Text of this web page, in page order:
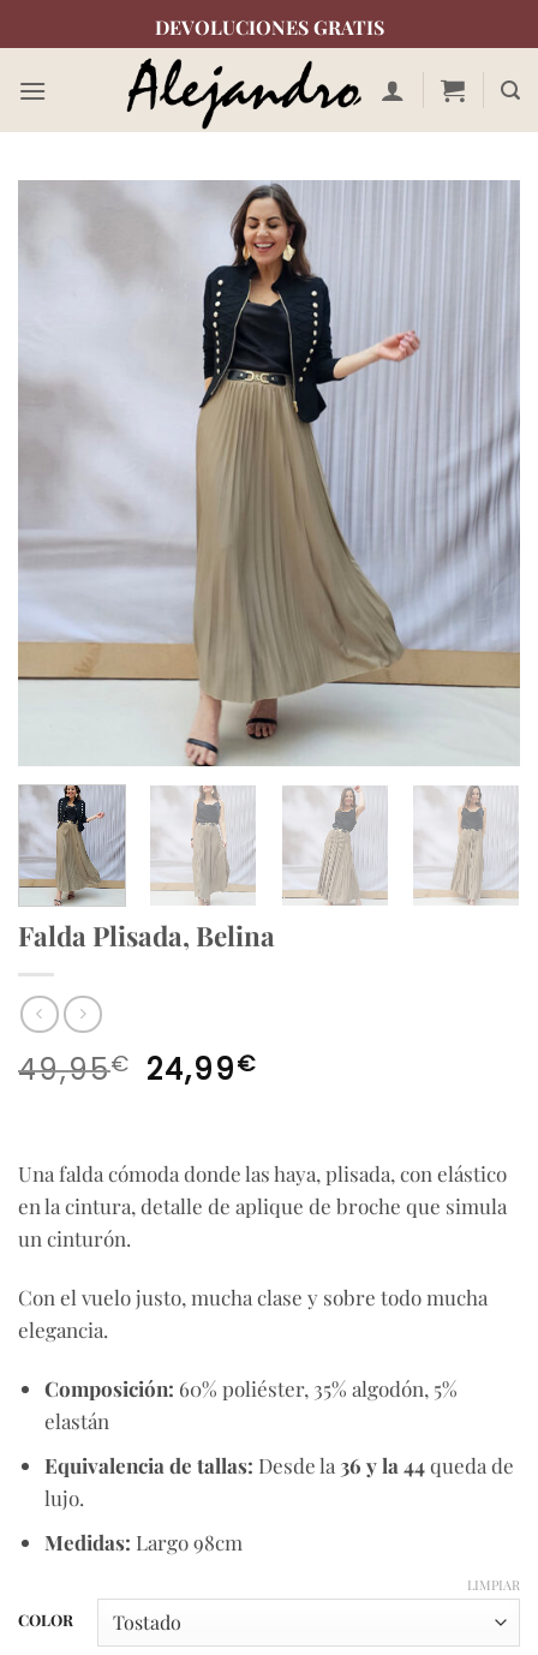
al
DEVOLUCIONES GRATIS
Falda Plisada, Belina
49,95€ El
precio
49,95€.
24,99€
24,99€.
Una falda cómoda donde las haya, plisada, con elástico
en la cintura, detalle de aplique de broche que simula
un cinturón.
Con el vuelo justo, mucha clase y sobre todo mucha
elegancia.
Composición: 60% poliéster, 35% algodón, 5%
elastán
Equivalencia de tallas: Desde la 36 y la 44queda de
lujo.
Medidas: Largo 98cm
COLOR
LIMPIAR